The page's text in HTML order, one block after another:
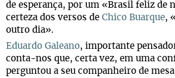
de esperança, por um «Brasil feliz de
certeza dos versos de Chico Buarque,
outro dia».
Eduardo Galeano, importante
conta-nos que, certa vez, em uma
perguntou a seu companheiro de